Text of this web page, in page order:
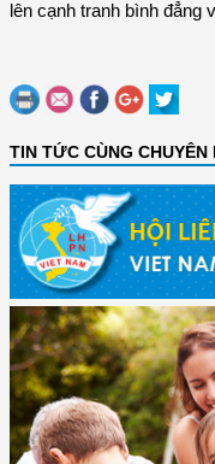
lên cạnh tranh bình đẳng
TIN TỨC CÙNG CHUYÊN